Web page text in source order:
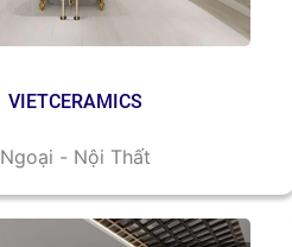
VIETCERAMICS
Ngoại - Nội Thất